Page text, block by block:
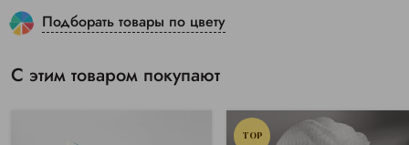
Подборать товары по цвету
С этим товаром покупают
TOP